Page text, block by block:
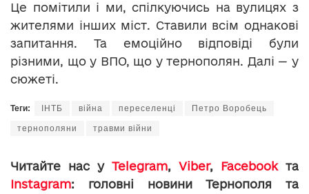
Це помітили і ми, спілкуючись на вулицях з
жителями інших міст. Ставили всім однакові
запитання. Та емоційно відповіді були
різними, що у ВПО, що у тернополян. Далі — у
сюжеті.
Теги: ІНТБ війна переселенці Петро Воробець
тернополяни травми війни
Читайте нас у Telegram, Viber, Facebookта
Instagram: головні новини Тернополя та